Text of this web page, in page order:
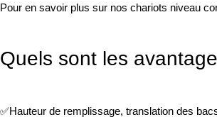
Pour en savoir plus sur nos chariots niveau
Quels sont les
✅Hauteur de remplissage, translation des